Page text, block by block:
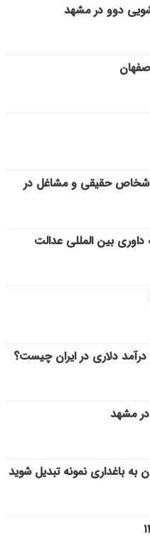
دوو در مشهد
حقیقی و مشاغل در
بین المللی عدالت
دلاری در ایران چیست؟
مشهد
به باغداری نمونه تبدیل شوید